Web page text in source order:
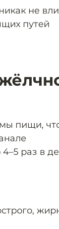
не
путей
пищи,
раз в